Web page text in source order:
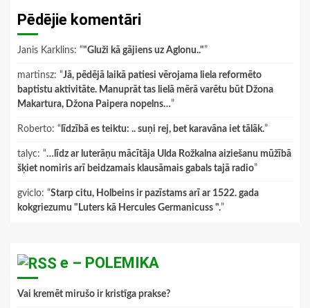
Pēdējie komentāri
Janis Karklins: “"Gluži kā gājiens uz Aglonu.."”
martinsz: “Jā, pēdējā laikā patiesi vērojama liela reformēto
baptistu aktivitāte. Manuprāt tas lielā mērā varētu būt Džona
Makartura, Džona Paipera nopelns…”
Roberto: “ līdzībā es teiktu: .. suņi rej, bet karavāna iet tālāk.”
talyc: “…līdz ar luterāņu mācītāja Ulda Rožkalna aiziešanu mūžībā
šķiet nomiris arī beidzamais klausāmais gabals tajā radio”
gviclo: “Starp citu, Holbeins ir pazīstams arī ar 1522. gada
kokgriezumu "Luters kā Hercules Germanicuss ".”
e – POLEMIKA
Vai kremēt mirušo ir kristīga prakse?